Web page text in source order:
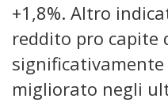
+1,8%. Altro
reddito pro capite
migliorato negli